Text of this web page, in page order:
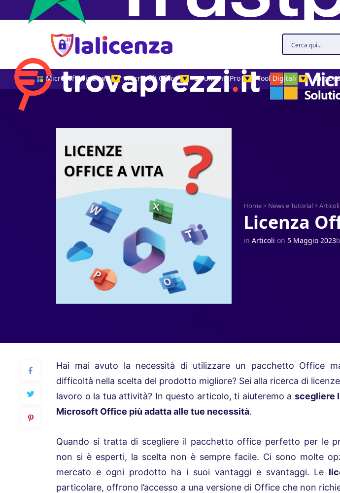
Microsoft Windows ▼ Microsoft Office ▼ Strumenti Pro ▼ Tool Digitali ▼
Home> News e Tutorial>Articoli
Licenza
in Articoli on 5 Maggio 2023
Hai mai avuto la necessità di utilizzare un pacchetto Office
difficoltà nella scelta del prodotto migliore? Sei alla ricerca di
lavoro o la tua attività? In questo articolo, ti aiuteremo a scegliere
Microsoft Office più adatta alle tue necessità.
Quando si tratta di scegliere il pacchetto office perfetto per le
non si è esperti, la scelta non è sempre facile. Ci sono molte
mercato e ogni prodotto ha i suoi vantaggi e svantaggi. Le
particolare, offrono l’accesso a una versione di Office che non